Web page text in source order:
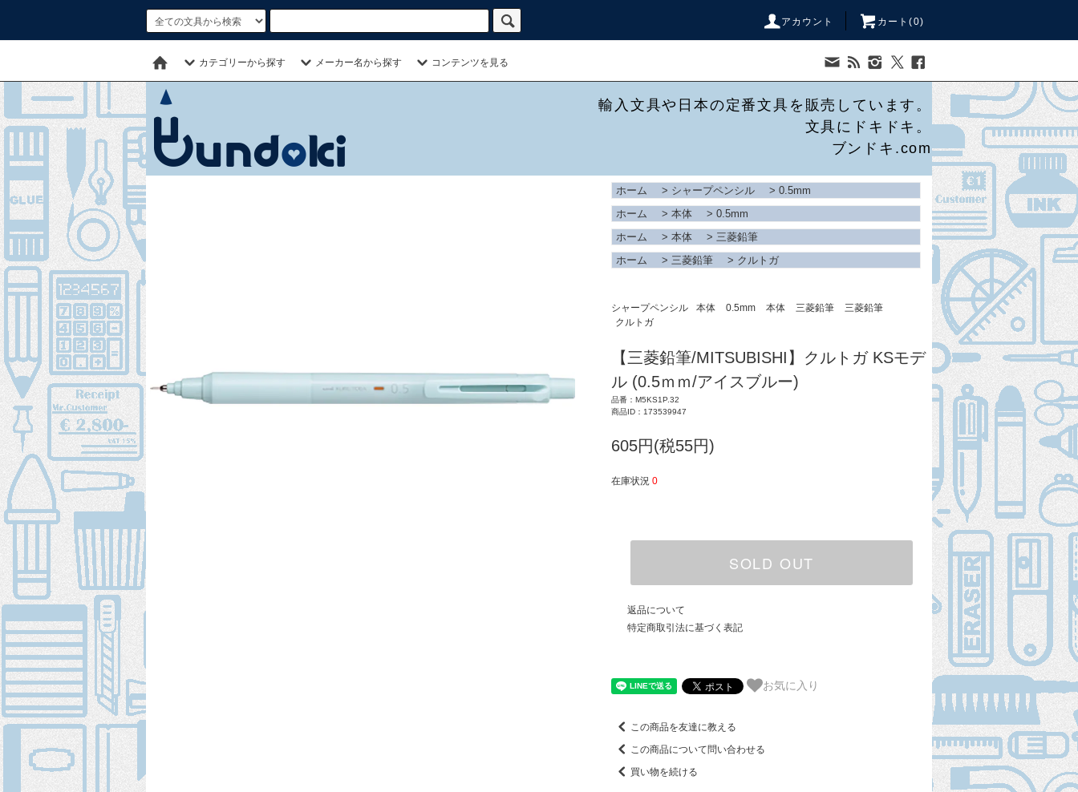
アカウント カート(0)
カテゴリーから探す メーカー名から探す コンテンツを見る
輸入文具や日本の定番文具を販売しています。
文具にドキドキ。
ブンドキ.com
ホーム > シャープペンシル > 0.5mm
ホーム
> 本体 > 0.5mm
ホーム
> 本体 > 三菱鉛筆
ホーム
> 三菱鉛筆 > クルトガ
シャープペンシル 本体 0.5mm 本体 三菱鉛筆
三菱鉛筆
クルトガ
【三菱鉛筆/MITSUBISHI】クルトガ KSモデ
ル (0.5ｍｍ/アイスブルー)
品番：M5KS1P.32
商品ID：173539947
605円(税55円)
在庫状況 0
SOLD OUT
返品について
特定商取引法に基づく表記
お気に入り
この商品を友達に教える
この商品について問い合わせる
買い物を続ける